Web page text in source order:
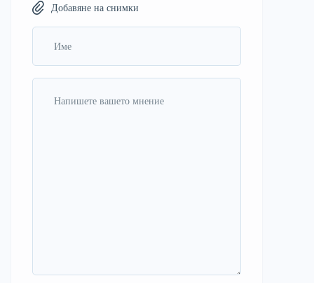
Добавяне на снимки